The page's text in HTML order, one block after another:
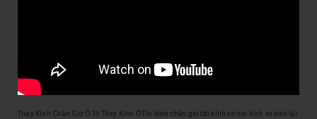
Thay Kính Chắn Gió Ô Tô Thay Kính ÔTôv kính chắn gió ôtô kính xe hơi kính xe bán tải